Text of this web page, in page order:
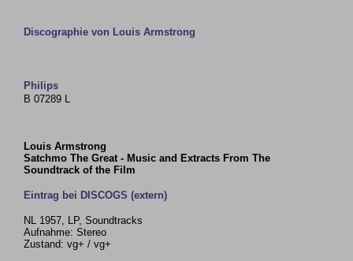
Discographie von Louis Armstrong
Philips
B 07289 L
Louis Armstrong
Satchmo The Great - Music and Extracts From The
Soundtrack of the Film
Eintrag bei DISCOGS (extern)
NL 1957, LP, Soundtracks
Aufnahme: Stereo
Zustand: vg+ / vg+